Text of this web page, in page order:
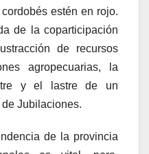
estén en rojo.
de la coparticipación
de recursos
agropecuarias, la
y el lastre de un
Jubilaciones.
de la provincia